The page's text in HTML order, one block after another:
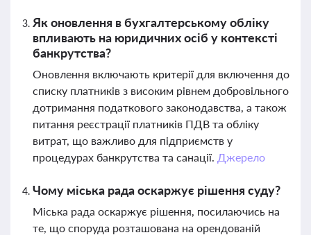
Як оновлення в бухгалтерському обліку
впливають на юридичних осіб у контексті
банкрутства?
Оновлення включають критерії для включення до
списку платників з високим рівнем добровільного
дотримання податкового законодавства, а також
питання реєстрації платників ПДВ та обліку
витрат, що важливо для підприємств у
процедурах банкрутства та санації. Джерело
Чому міська рада оскаржує рішення суду?
Міська рада оскаржує рішення, посилаючись на
те, що споруда розташована на орендованій